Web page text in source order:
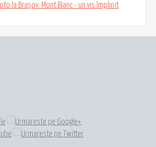
la Brașov: Mont Blanc - un vis împlinit